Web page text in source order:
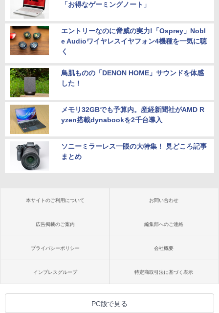
「お得なゲーミングノート」
エントリーなのに脅威の実力!「Osprey」Nobl
e Audioワイヤレスイヤフォン4機種を一気に聴
く
鳥肌ものの「DENON HOME」サウンドを体感
した！
メモリ32GBでも予算内。産経新聞社がAMD R
yzen搭載dynabookを2千台導入
ソニーミラーレス一眼の大特集！ 見どころ記事
まとめ
本サイトのご利用について お問い合わせ
広告掲載のご案内 編集部へのご連絡
プライバシーポリシー 会社概要
インプレスグループ 特定商取引法に基づく表示
PC版で見る